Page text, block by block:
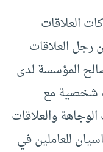
العلاقات
رجل العلاقات
المؤسسة لدى
شخصية مع
والعلاقات
للعاملين في